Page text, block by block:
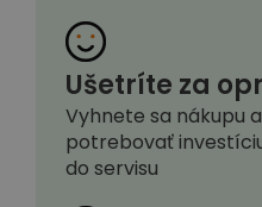
Ušetríte za
Vyhnete sa nákupu
potrebovať
do servisu